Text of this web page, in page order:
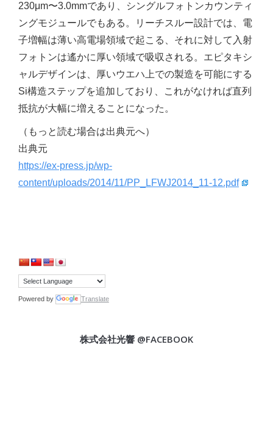
230μm〜3.0mmであり、シングルフォトンカウンティ
ングモジュールでもある。リーチスルー設計では、電
子増幅は薄い高電場領域で起こる、それに対して入射
フォトンは遙かに厚い領域で吸収される。エピタキシ
ャルデザインは、厚いウエハ上での製造を可能にする
Si構造ステップを追加しており、これがなければ直列
抵抗が大幅に増えることになった。
（もっと読む場合は出典元へ）
出典元
https://ex-press.jp/wp-
content/uploads/2014/11/PP_LFWJ2014_11-12.pdf
Powered by Translate
株式会社光響 @FACEBOOK